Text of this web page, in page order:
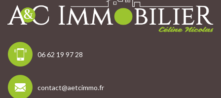
06 62 19 97 28
contact@aetcimmo.fr